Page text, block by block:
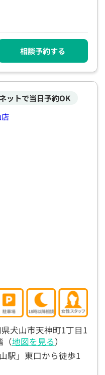
相談予約する
ネットで当日予約OK
犬山市天神町1丁目1
（地図を見る）
駅」東口から徒歩1